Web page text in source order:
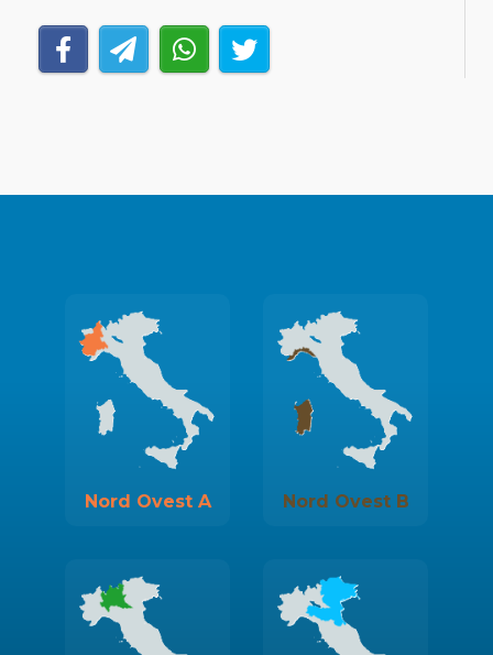
Nord Ovest A Nord Ovest B